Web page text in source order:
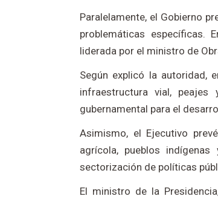
Paralelamente, el Gobierno
problemáticas específicas.
liderada por el ministro de
Según explicó la autoridad,
infraestructura vial,
gubernamental para el
Asimismo, el Ejecutivo
agrícola, pueblos
sectorización de políticas
El ministro de la